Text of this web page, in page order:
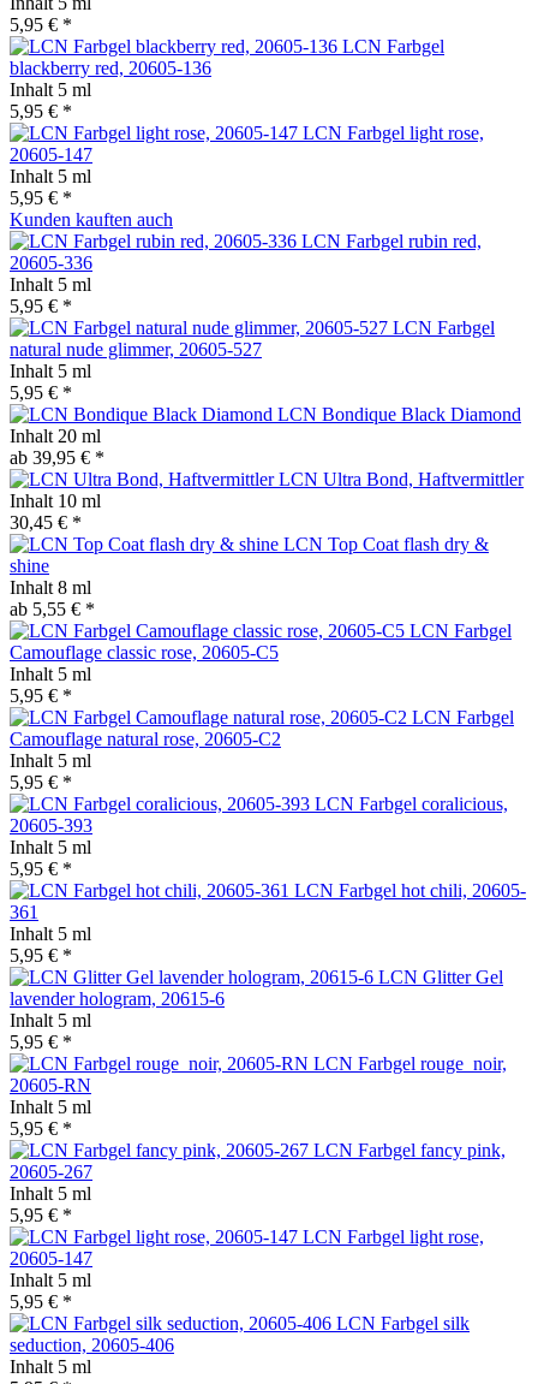
5,95 € *
LCN Farbgel
blackberry red, 20605-136
Inhalt 5 ml
5,95 € *
LCN Farbgel light rose,
20605-147
Inhalt 5 ml
5,95 € *
Kunden kauften auch
LCN Farbgel rubin red,
20605-336
Inhalt 5 ml
5,95 € *
LCN Farbgel
natural nude glimmer, 20605-527
Inhalt 5 ml
5,95 € *
LCN Bondique Black Diamond
Inhalt 20 ml
ab 39,95 € *
LCN Ultra Bond, Haftvermittler
Inhalt 10 ml
30,45 € *
LCN Top Coat flash dry &
shine
Inhalt 8 ml
ab 5,55 € *
LCN Farbgel
Camouflage classic rose, 20605-C5
Inhalt 5 ml
5,95 € *
LCN Farbgel
Camouflage natural rose, 20605-C2
Inhalt 5 ml
5,95 € *
LCN Farbgel coralicious,
20605-393
Inhalt 5 ml
5,95 € *
LCN Farbgel hot chili, 20605-
361
Inhalt 5 ml
5,95 € *
LCN Glitter Gel
lavender hologram, 20615-6
Inhalt 5 ml
5,95 € *
LCN Farbgel rouge_noir,
20605-RN
Inhalt 5 ml
5,95 € *
LCN Farbgel fancy pink,
20605-267
Inhalt 5 ml
5,95 € *
LCN Farbgel light rose,
20605-147
Inhalt 5 ml
5,95 € *
LCN Farbgel silk
seduction, 20605-406
Inhalt 5 ml